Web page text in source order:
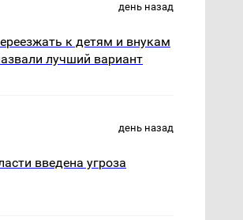
день назад
к детям и внукам
лучший вариант
день назад
введена угроза